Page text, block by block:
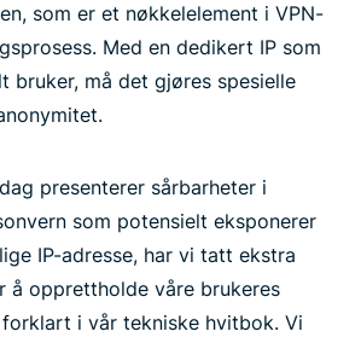
som er et nøkkelelement i VPN-
Med en dedikert IP som
bruker, må det gjøres spesielle
presenterer sårbarheter i
som potensielt eksponerer
IP-adresse, har vi tatt ekstra
å opprettholde våre brukeres
i vår tekniske hvitbok. Vi